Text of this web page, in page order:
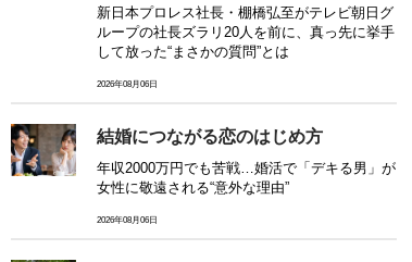
新日本プロレス社長・棚橋弘至がテレビ朝日グ
ループの社長ズラリ20人を前に、真っ先に挙手
して放った“まさかの質問”とは
2026年08月06日
結婚につながる恋のはじめ方
年収2000万円でも苦戦…婚活で「デキる男」が
女性に敬遠される“意外な理由”
2026年08月06日